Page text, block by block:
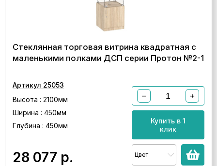
Стеклянная торговая витрина квадратная с
маленькими полками ДСП серии Протон №2-1
Артикул 25053
Высота : 2100мм
Ширина : 450мм
Глубина : 450мм
28 077 р.
− +
Купить в 1
клик
Цвет